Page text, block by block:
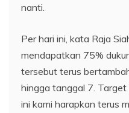
nanti.
Per hari ini, kata Raja
mendapatkan 75%
tersebut terus
hingga tanggal 7.
ini kami harapkan terus